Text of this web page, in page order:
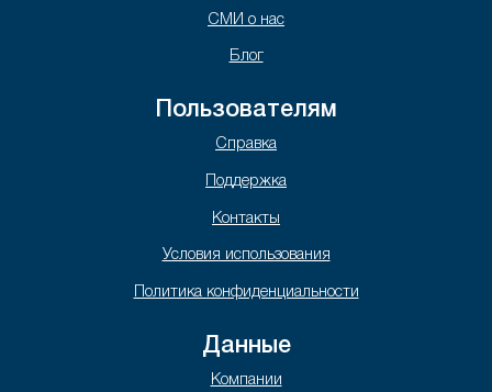
СМИ о нас
Блог
Пользователям
Справка
Поддержка
Контакты
Условия использования
Политика конфиденциальности
Данные
Компании